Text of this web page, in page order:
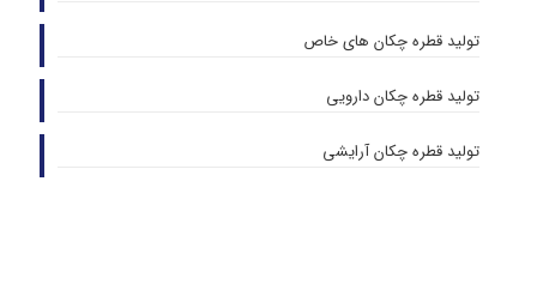
تولید قطره چکان های خاص
تولید قطره چکان دارویی
تولید قطره چکان آرایشی